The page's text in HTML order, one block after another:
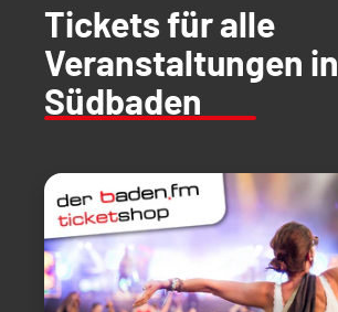
Tickets für alle
Veranstaltungen in
Südbaden